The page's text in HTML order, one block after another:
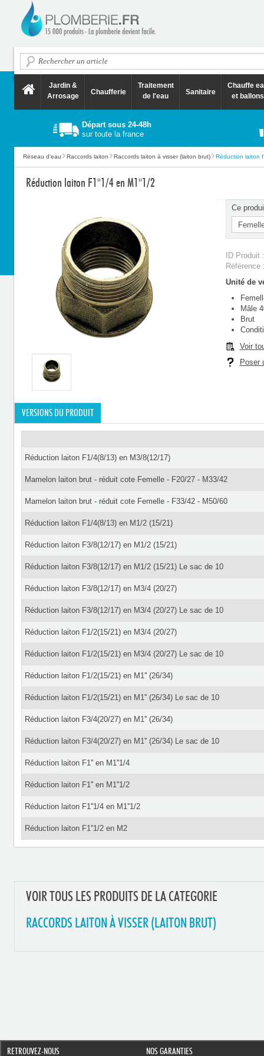
Jardin &
Arrosage
Chaufferie
Traitement
de l'eau
Sanitaire
Chauffe
et ballons
Départ sous 24-48h
sur toute la france
Réseau d'eau Raccords laiton Raccords laiton à visser (laiton brut) Réduction laiton
Réduction laiton F1''1/4 en M1''1/2
Ce
ID Produit
Unité de
Mâle
Brut
Voir
Poser
VERSIONS DU PRODUIT
Réduction laiton F1/4(8/13) en M3/8(12/17)
Mamelon laiton brut - réduit cote Femelle - F20/27 - M33/42
Mamelon laiton brut - réduit cote Femelle - F33/42 - M50/60
Réduction laiton F1/4(8/13) en M1/2 (15/21)
Réduction laiton F3/8(12/17) en M1/2 (15/21)
Réduction laiton F3/8(12/17) en M1/2 (15/21) Le sac de 10
Réduction laiton F3/8(12/17) en M3/4 (20/27)
Réduction laiton F3/8(12/17) en M3/4 (20/27) Le sac de 10
Réduction laiton F1/2(15/21) en M3/4 (20/27)
Réduction laiton F1/2(15/21) en M3/4 (20/27) Le sac de 10
Réduction laiton F1/2(15/21) en M1'' (26/34)
Réduction laiton F1/2(15/21) en M1'' (26/34) Le sac de 10
Réduction laiton F3/4(20/27) en M1'' (26/34)
Réduction laiton F3/4(20/27) en M1'' (26/34) Le sac de 10
Réduction laiton F1'' en M1''1/4
Réduction laiton F1'' en M1''1/2
Réduction laiton F1''1/4 en M1''1/2
Réduction laiton F1''1/2 en M2
VOIR TOUS LES PRODUITS DE LA CATEGORIE
RACCORDS LAITON À VISSER (LAITON BRUT)
RETROUVEZ-NOUS NOS GARANTIES